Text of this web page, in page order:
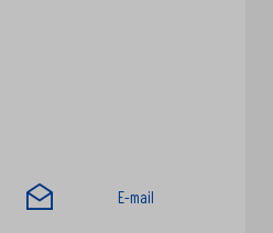
E-mail